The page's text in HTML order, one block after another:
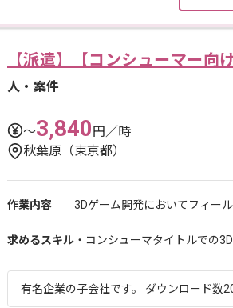
【派遣】【コンシューマー
人・案件
〜3,840円／時
秋葉原（東京都）
作業内容 3Dゲーム開発においてフィー
求めるスキル ・コンシューマタイトルでの
有名企業の子会社です。 ダウンロード数